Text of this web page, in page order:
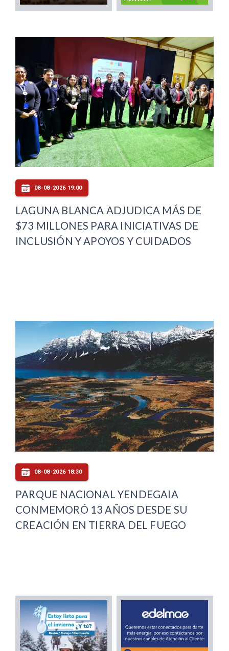
08-08-2026 19:00
LAGUNA BLANCA ADJUDICA MÁS DE
$73 MILLONES PARA INICIATIVAS DE
INCLUSIÓN Y APOYOS Y CUIDADOS
08-08-2026 18:30
PARQUE NACIONAL YENDEGAIA
CONMEMORÓ 13 AÑOS DESDE SU
CREACIÓN EN TIERRA DEL FUEGO